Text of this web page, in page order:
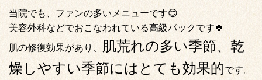
当院でも、ファンの多いメニューです😊
美容外科などでおこなわれている高級パックです🍀
肌の修復効果があり、
肌荒れの多い季節、乾
燥しやすい季節にはとても効果的です。